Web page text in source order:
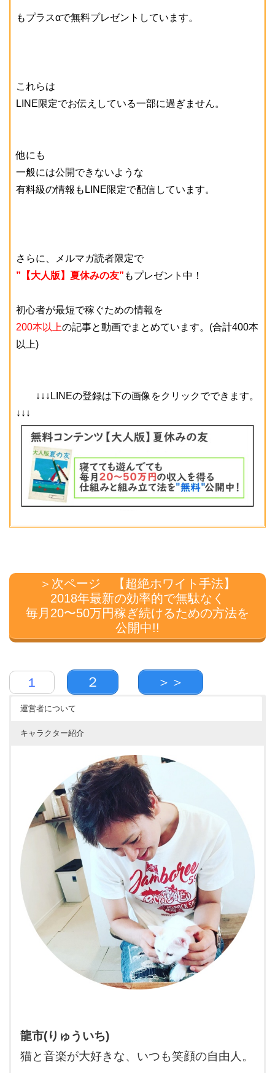
もプラスαで無料プレゼントしています。
これらは
LINE限定でお伝えしている一部に過ぎません。
他にも
一般には公開できないような
有料級の情報もLINE限定で配信しています。
さらに、メルマガ読者限定で
”【大人版】夏休みの友” もプレゼント中！
初心者が最短で稼ぐための情報を
200本以上の記事と動画でまとめています。(合計400本
以上)
↓↓↓LINEの登録は下の画像をクリックでできます。
↓↓↓
＞次ページ 【超絶ホワイト手法】
2018年最新の効率的で無駄なく
毎月20〜50万円稼ぎ続けるための方法を
公開中!!
１ ２ ＞＞
運営者について
キャラクター紹介
龍市(りゅういち)
猫と音楽が大好きな、いつも笑顔の自由人。